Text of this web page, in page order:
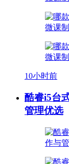
10小时前
酷睿i5台
管理优选